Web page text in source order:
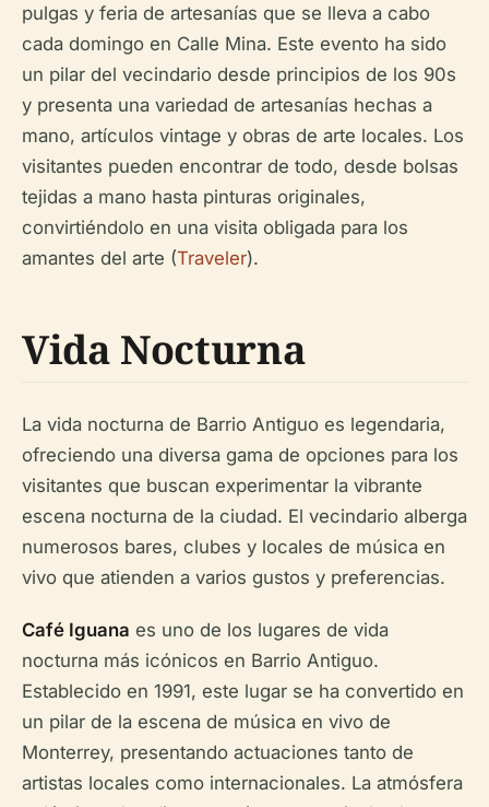
pulgas y feria de artesanías que se lleva a cabo
cada domingo en Calle Mina. Este evento ha sido
un pilar del vecindario desde principios de los 90s
y presenta una variedad de artesanías hechas a
mano, artículos vintage y obras de arte locales. Los
visitantes pueden encontrar de todo, desde bolsas
tejidas a mano hasta pinturas originales,
convirtiéndolo en una visita obligada para los
amantes del arte (Traveler).
Vida Nocturna
La vida nocturna de Barrio Antiguo es legendaria,
ofreciendo una diversa gama de opciones para los
visitantes que buscan experimentar la vibrante
escena nocturna de la ciudad. El vecindario alberga
numerosos bares, clubes y locales de música en
vivo que atienden a varios gustos y preferencias.
Café Iguana es uno de los lugares de vida
nocturna más icónicos en Barrio Antiguo.
Establecido en 1991, este lugar se ha convertido en
un pilar de la escena de música en vivo de
Monterrey, presentando actuaciones tanto de
artistas locales como internacionales. La atmósfera